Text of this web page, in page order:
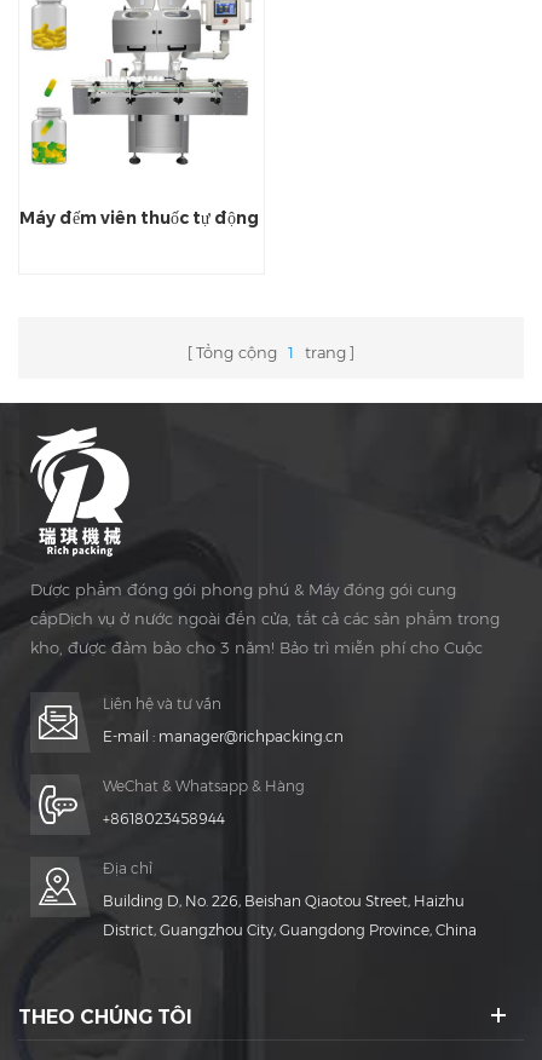
Máy đếm viên thuốc tự động
Tổng cộng 1 trang
Dược phẩm đóng gói phong phú & Máy đóng gói cung
cấpDịch vụ ở nước ngoài đến cửa, tất cả các sản phẩm trong
kho, được đảm bảo cho 3 năm! Bảo trì miễn phí cho Cuộc
Liên hệ và tư vấn
E-mail : manager@richpacking.cn
WeChat & Whatsapp & Hàng
+8618023458944
Địa chỉ
Building D, No. 226, Beishan Qiaotou Street, Haizhu
District, Guangzhou City, Guangdong Province, China
THEO CHÚNG TÔI